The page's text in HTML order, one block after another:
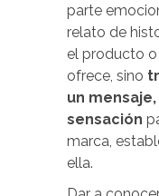
parte
relato de
el producto
ofrece, sino
un
sensación
marca,
ella.